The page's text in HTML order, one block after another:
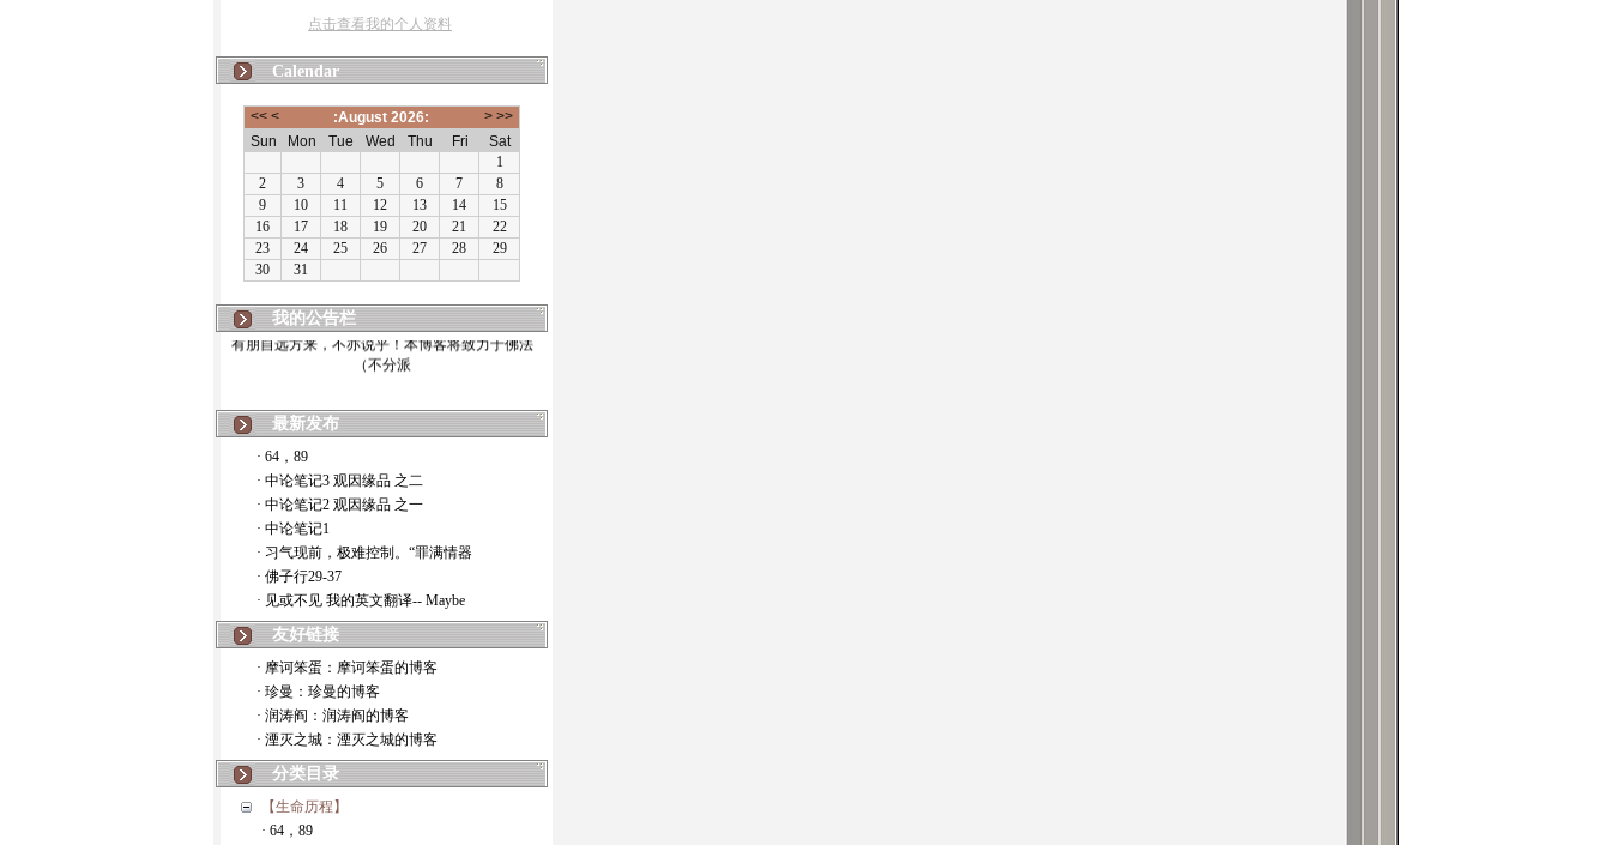
点击查看我的个人资料
Calendar
我的公告栏
有朋自远方来，不亦说乎！本博客将致力于佛法
（不分派
最新发布
· 64，89
· 中论笔记3 观因缘品 之二
· 中论笔记2 观因缘品 之一
· 中论笔记1
· 习气现前，极难控制。“罪满情器
· 佛子行29-37
· 见或不见 我的英文翻译-- Maybe
友好链接
· 摩诃笨蛋：摩诃笨蛋的博客
· 珍曼：珍曼的博客
· 润涛阎：润涛阎的博客
· 湮灭之城：湮灭之城的博客
分类目录
【生命历程】
· 64，89